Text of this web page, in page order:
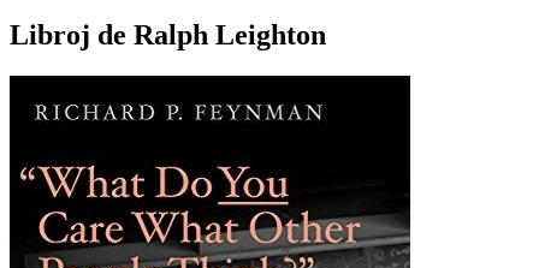
Libroj de Ralph Leighton